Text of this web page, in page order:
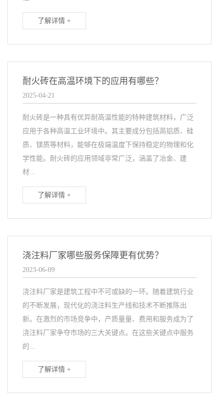
了解详情 +
耐火砖在高温环境下的应用有哪些？
2025-04-21
耐火砖是一种具有优异耐高温性能的特种建筑材料，广泛
应用于各种高温工业环境中。其主要成分包括高铝质、硅
质、镁质等材料，能够在极端温度下保持稳定的物理和化
学性能。耐火砖的应用领域非常广泛，涵盖了冶金、建
材...
了解详情 +
浇注料厂家哪些服务保障更有优势？
2023-06-09
浇注料厂家是建筑工程中不可或缺的一环。随着建筑行业
的不断发展，现代化的浇注料生产线和技术不断推陈出
新。在激烈的市场竞争中，产质量量、费用和服务成为了
浇注料厂家争夺市场的三大关键点。在这些关键点中服务
的...
了解详情 +